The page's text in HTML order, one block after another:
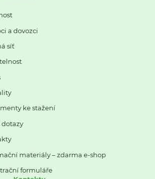
a dovozci
síť
ke stažení
dotazy
materiály – zdarma e-shop
formuláře